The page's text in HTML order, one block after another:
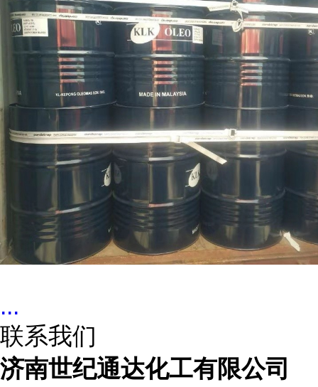
...
联系我们
济南世纪通达化工有限公司